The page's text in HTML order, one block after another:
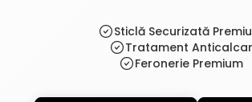
Sticlă Securizată
Tratament Anticalcar
Feronerie Premium